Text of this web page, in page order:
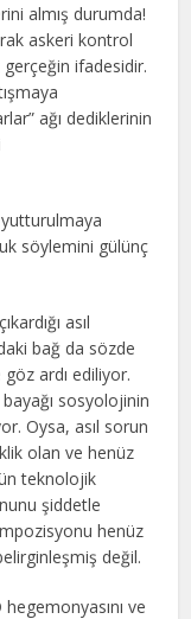
almış durumda!
askeri kontrol
gerçeğin ifadesidir.
ağı dediklerinin
yutturulmaya
söylemini gülünç
asıl
bağ da sözde
göz ardı ediliyor.
bayağı sosyolojinin
Oysa, asıl sorun
olan ve henüz
teknolojik
şiddetle
henüz
değil.
ve